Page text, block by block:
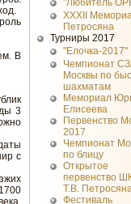
В
3
с
"Любитель
XXXII
Петросяна
Турниры 2017
"Елочка-2017"
Чемпионат
Москвы по
шахматам
Мемориал
Елисеева
Первенство
2017
Чемпионат
по блицу
Открытое
первенство
Т.В.
Фестиваль